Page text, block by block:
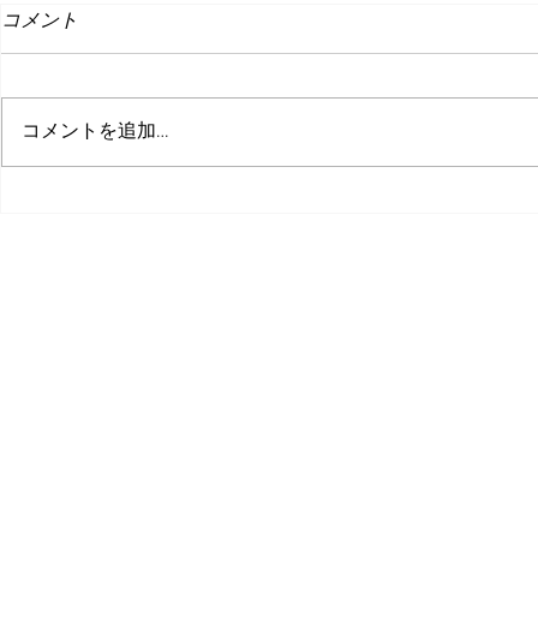
W勉強会 フォロー記事 ピコラボ08
コメント
コメントを追加…